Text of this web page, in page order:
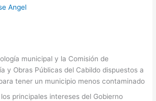
Angel
municipal y la Comisión de
y Obras Públicas del Cabildo dispuestos a
tener un municipio menos contaminado
principales intereses del Gobierno